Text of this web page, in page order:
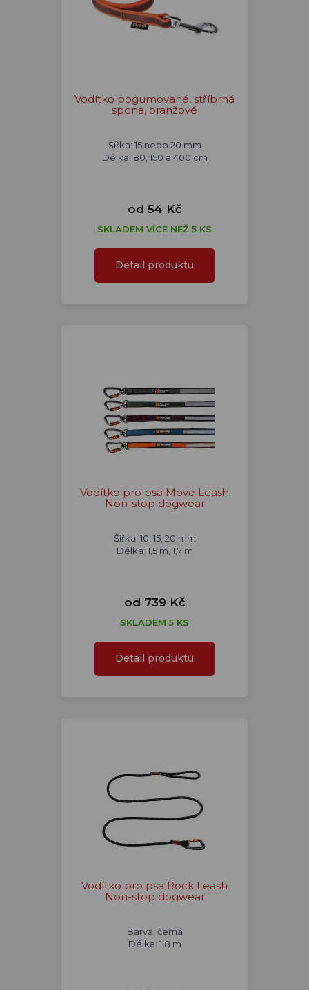
Vodítko pogumované, stříbrná
spona, oranžové
Šířka: 15 nebo 20 mm
Délka: 80, 150 a 400 cm
od 54 Kč
SKLADEM VÍCE NEŽ 5 KS
Detail produktu
Vodítko pro psa Move Leash
Non-stop dogwear
Šířka: 10, 15, 20 mm
Délka: 1,5 m, 1,7 m
od 739 Kč
SKLADEM 5 KS
Detail produktu
Vodítko pro psa Rock Leash
Non-stop dogwear
Barva: černá
Délka: 1,8 m